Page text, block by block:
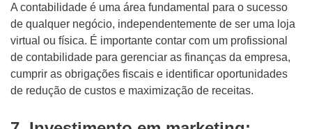
A contabilidade é uma área fundamental para o sucesso
de qualquer negócio, independentemente de ser uma loja
virtual ou física. É importante contar com um profissional
de contabilidade para gerenciar as finanças da empresa,
cumprir as obrigações fiscais e identificar oportunidades
de redução de custos e maximização de receitas.